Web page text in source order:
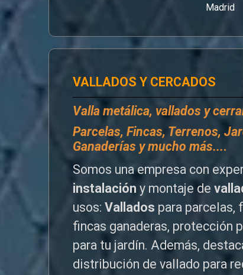
Madrid
VALLADOS Y CERCADOS
Valla metálica, vallados y
Parcelas, Fincas, Terrenos,
Ganaderías y mucho más....
Somos una empresa con
instalacióny montaje de
usos: Vallados para parcelas,
fincas ganaderas, protección
para tu jardín. Además,
distribución de vallado para